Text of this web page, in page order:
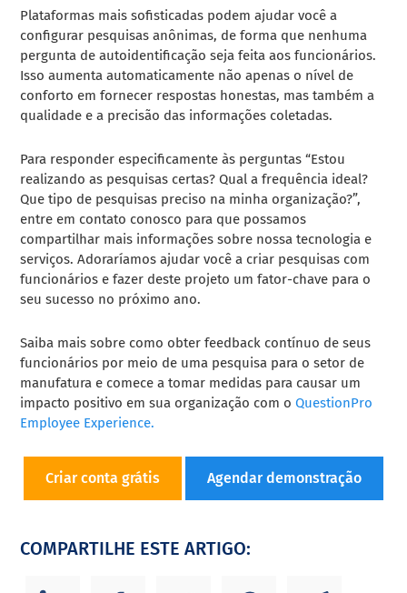
Plataformas mais sofisticadas podem ajudar você a
configurar pesquisas anônimas, de forma que nenhuma
pergunta de autoidentificação seja feita aos funcionários.
Isso aumenta automaticamente não apenas o nível de
conforto em fornecer respostas honestas, mas também a
qualidade e a precisão das informações coletadas.
Para responder especificamente às perguntas “Estou
realizando as pesquisas certas? Qual a frequência ideal?
Que tipo de pesquisas preciso na minha organização?”,
entre em contato conosco para que possamos
compartilhar mais informações sobre nossa tecnologia e
serviços. Adoraríamos ajudar você a criar pesquisas com
funcionários e fazer deste projeto um fator-chave para o
seu sucesso no próximo ano.
Saiba mais sobre como obter feedback contínuo de seus
funcionários por meio de uma pesquisa para o setor de
manufatura e comece a tomar medidas para causar um
impacto positivo em sua organização com o QuestionPro
Employee Experience.
Criar conta grátis Agendar demonstração
COMPARTILHE ESTE ARTIGO: